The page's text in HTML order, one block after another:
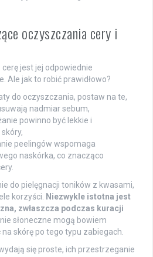
oczyszczania cery i
jest jej odpowiednie
Ale jak to robić prawidłowo?
do oczyszczania, postaw na te,
nadmiar sebum,
powinno być lekkie i
peelingów wspomaga
naskórka, co znacząco
do pielęgnacji toników z kwasami,
korzyści. Niezwykle istotna jest
zwłaszcza podczas kuracji
słoneczne mogą bowiem
skórę po tego typu zabiegach.
się proste, ich przestrzeganie